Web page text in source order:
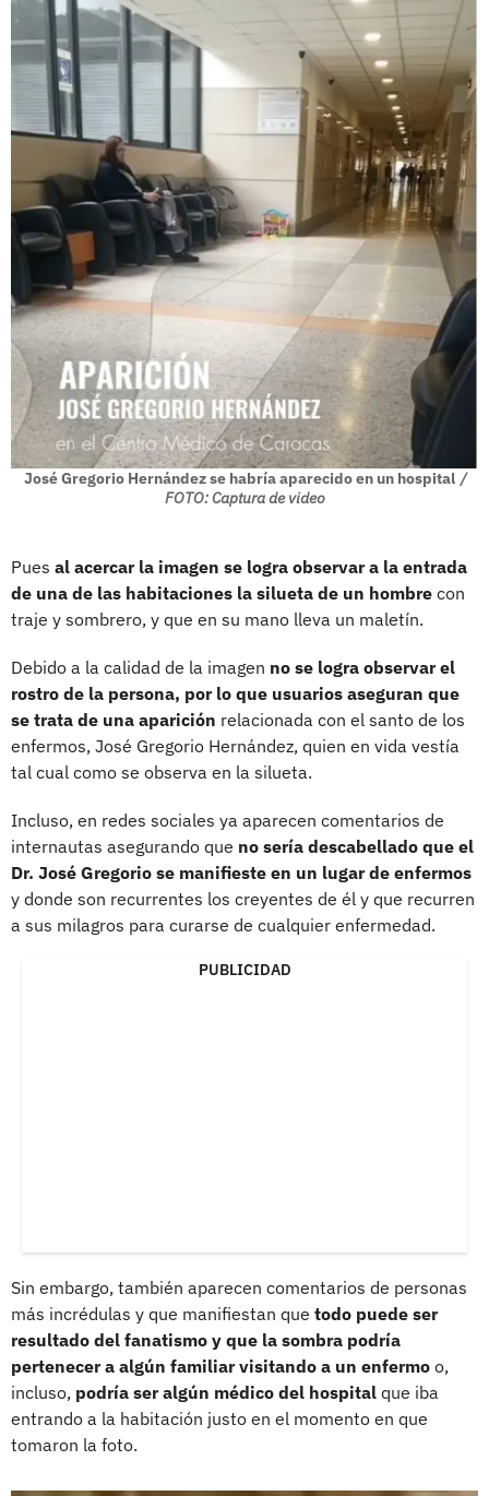
José Gregorio Hernández se habría aparecido en un hospital /
FOTO: Captura de video
Pues al acercar la imagen se logra observar a la entrada
de una de las habitaciones la silueta de un hombre con
traje y sombrero, y que en su mano lleva un maletín.
Debido a la calidad de la imagen no se logra observar el
rostro de la persona, por lo que usuarios aseguran que
se trata de una aparición relacionada con el santo de los
enfermos, José Gregorio Hernández, quien en vida vestía
tal cual como se observa en la silueta.
Incluso, en redes sociales ya aparecen comentarios de
internautas asegurando que no sería descabellado que el
Dr. José Gregorio se manifieste en un lugar de enfermos
y donde son recurrentes los creyentes de él y que recurren
a sus milagros para curarse de cualquier enfermedad.
PUBLICIDAD
Sin embargo, también aparecen comentarios de personas
más incrédulas y que manifiestan que todo puede ser
resultado del fanatismo y que la sombra podría
pertenecer a algún familiar visitando a un enfermo o,
incluso, podría ser algún médico del hospital que iba
entrando a la habitación justo en el momento en que
tomaron la foto.